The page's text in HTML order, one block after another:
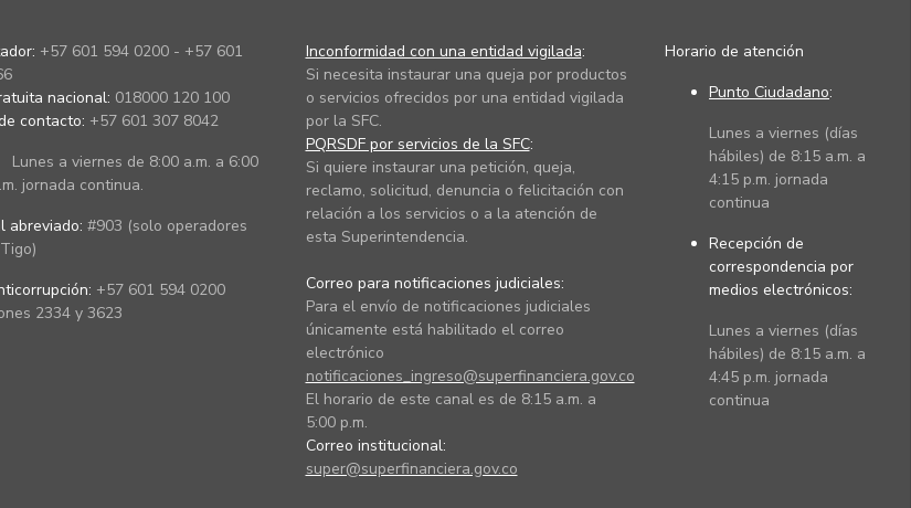
+57 601 594 0200 - +57 601
nacional: 018000 120 100
contacto: +57 601 307 8042
Lunes a viernes de 8:00 a.m. a 6:00
jornada continua.
abreviado: #903 (solo operadores
+57 601 594 0200
2334 y 3623
Inconformidad con una entidad vigilada:
Si necesita instaurar una queja por productos
o servicios ofrecidos por una entidad vigilada
por la SFC.
PQRSDF por servicios de la SFC:
Si quiere instaurar una petición, queja,
reclamo, solicitud, denuncia o felicitación con
relación a los servicios o a la atención de
esta Superintendencia.
Correo para notificaciones judiciales:
Para el envío de notificaciones judiciales
únicamente está habilitado el correo
electrónico
notificaciones_ingreso@superfinanciera.gov.co
El horario de este canal es de 8:15 a.m. a
5:00 p.m.
Correo institucional:
super@superfinanciera.gov.co
Horario de atención
Punto Ciudadano:
Lunes a viernes (días
hábiles) de 8:15 a.m. a
4:15 p.m. jornada
continua
Recepción de
correspondencia por
medios electrónicos:
Lunes a viernes (días
hábiles) de 8:15 a.m. a
4:45 p.m. jornada
continua